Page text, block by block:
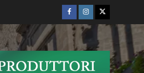
Facebook
Instagram
Twitter